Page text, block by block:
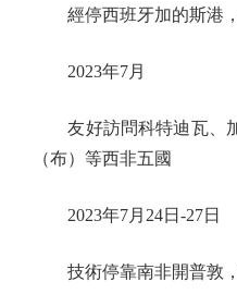
經停西班牙加的斯港
2023年7月
友好訪問科特迪瓦、加
（布）等西非五國
2023年7月24日-27日
技術停靠南非開普敦，